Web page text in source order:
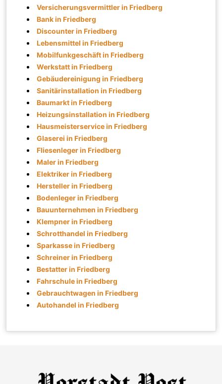
Versicherungsvermittler in Friedberg
Bank in Friedberg
Discounter in Friedberg
Lebensmittel in Friedberg
Mobilfunkgeschäft in Friedberg
Werkstatt in Friedberg
Gebäudereinigung in Friedberg
Sanitärinstallation in Friedberg
Baumarkt in Friedberg
Heizungsinstallation in Friedberg
Hausmeisterservice in Friedberg
Glaserei in Friedberg
Fliesenleger in Friedberg
Maler in Friedberg
Elektriker in Friedberg
Hersteller in Friedberg
Bodenleger in Friedberg
Bauunternehmen in Friedberg
Klempner in Friedberg
Schrotthandel in Friedberg
Sparkasse in Friedberg
Schreiner in Friedberg
Bestatter in Friedberg
Fahrschule in Friedberg
Gebrauchtwagen in Friedberg
Autohandel in Friedberg